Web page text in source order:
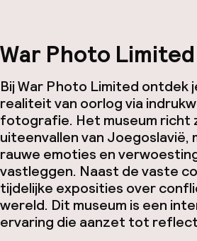
War Photo Limited
Bij War Photo Limited ontdek
realiteit van oorlog via
fotografie. Het museum richt
uiteenvallen van Joegoslavië,
rauwe emoties en
vastleggen. Naast de vaste
tijdelijke exposities over
wereld. Dit museum is een
ervaring die aanzet tot